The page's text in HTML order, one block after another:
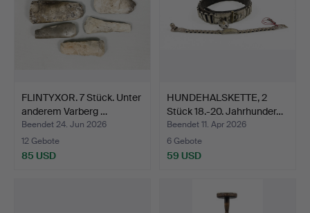
FLINTYXOR. 7 Stück. Unter
anderem Varberg …
Beendet 24. Jun 2026
12 Gebote
85 USD
HUNDEHALSKETTE, 2
Stück 18.-20. Jahrhunder…
Beendet 11. Apr 2026
6 Gebote
59 USD